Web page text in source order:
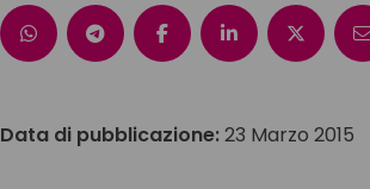
Data di pubblicazione:23 Marzo 2015